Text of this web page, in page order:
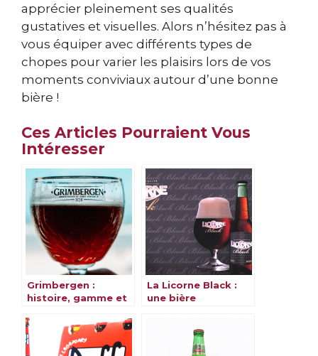
apprécier pleinement ses qualités
gustatives et visuelles. Alors n’hésitez pas à
vous équiper avec différents types de
chopes pour varier les plaisirs lors de vos
moments conviviaux autour d’une bonne
bière !
Ces Articles Pourraient Vous
Intéresser
Grimbergen :
histoire, gamme et
La Licorne Black :
une bière